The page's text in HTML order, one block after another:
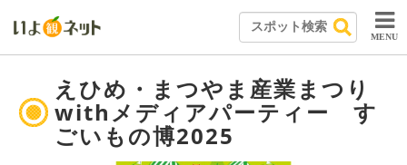
MENU
えひめ・まつやま産業まつり
withメディアパーティー す
ごいもの博2025